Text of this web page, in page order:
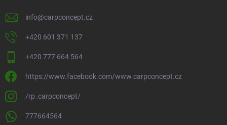
info@carpconcept.cz
+420 601 371 137
+420 777 664 564
https://www.facebook.com/www.carpconcept.cz
/rp_carpconcept/
777664564